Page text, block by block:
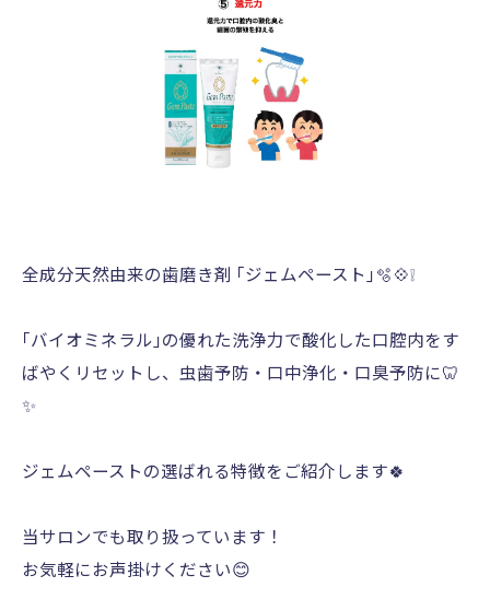
全成分天然由来の歯磨き剤 ｢ジェムペースト｣🫧💠❕
｢バイオミネラル｣の優れた洗浄力で酸化した口腔内をす
ばやくリセットし、虫歯予防・口中浄化・口臭予防に🦷
✨
ジェムペーストの選ばれる特徴をご紹介します🍀
当サロンでも取り扱っています！
お気軽にお声掛けください😊